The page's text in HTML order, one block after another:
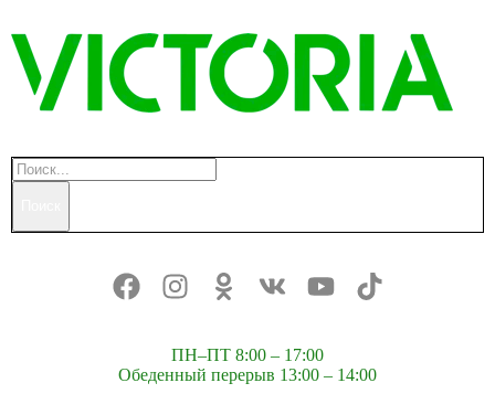
ПН–ПТ 8:00 – 17:00
Обеденный перерыв 13:00 – 14:00